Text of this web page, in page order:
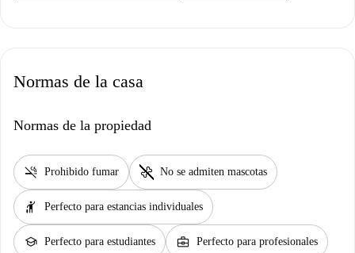
Normas de la casa
Normas de la propiedad
smoke_free Prohibido fumar pet_supplies No se admiten mascotas
hail Perfecto para estancias individuales
school Perfecto para estudiantes business_center Perfecto para profesionales